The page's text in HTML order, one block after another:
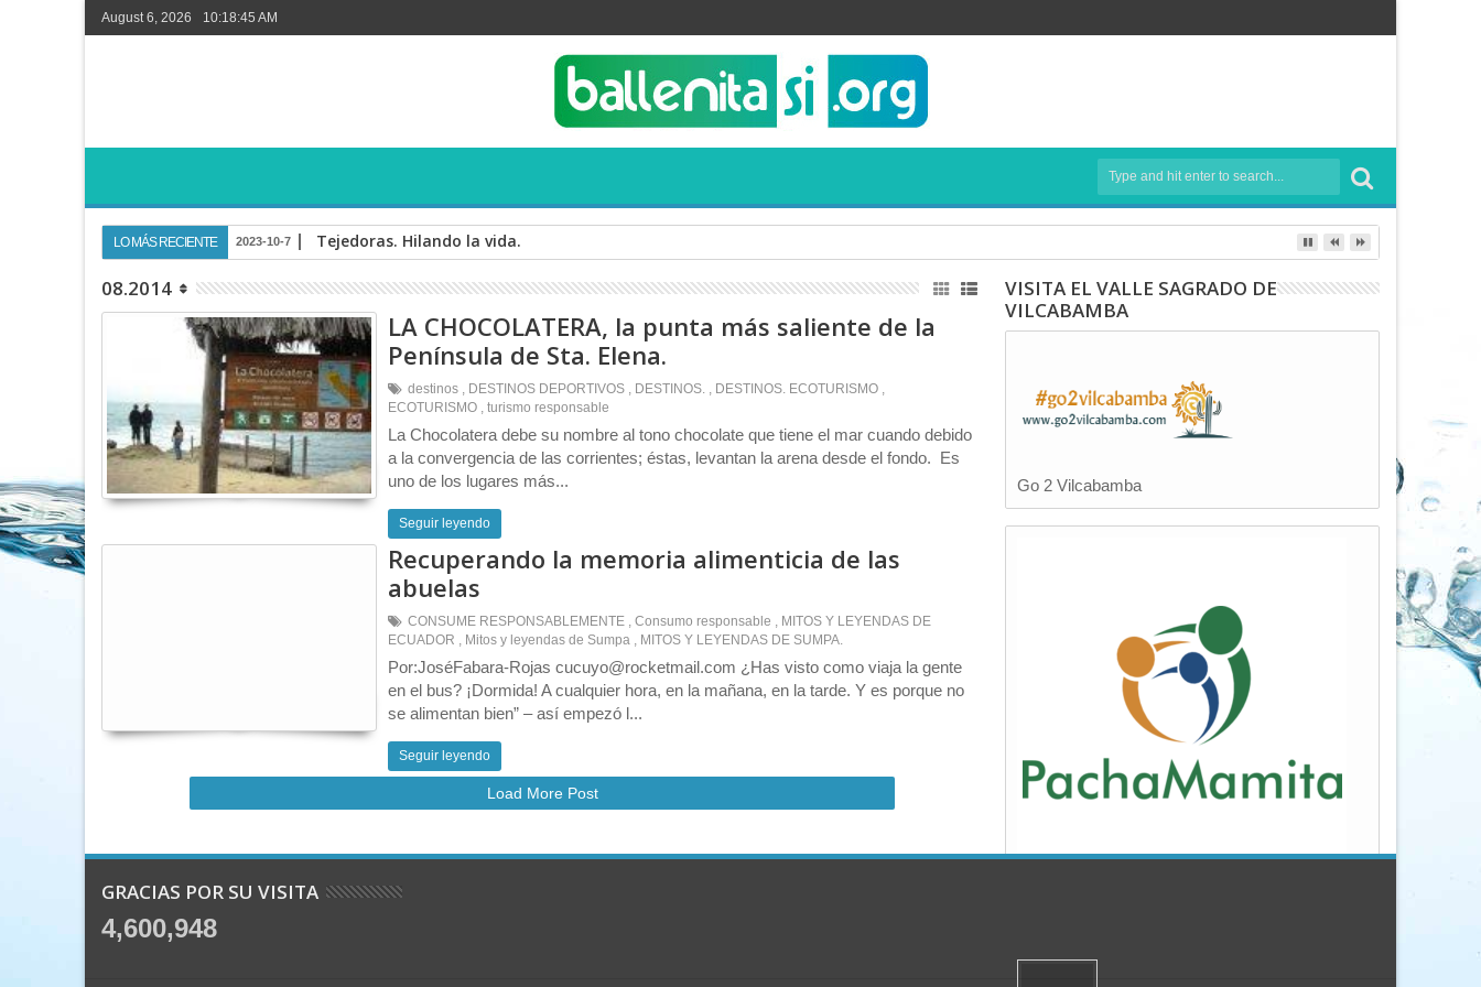
August 6, 2026 10:18:46 AM
LO MÁS RECIENTE Tejedoras. Hilando la vida.
2023-10-7
08.2014
LA CHOCOLATERA, la punta más saliente de la
Península de Sta. Elena.
destinos , DESTINOS DEPORTIVOS , DESTINOS. , DESTINOS. ECOTURISMO ,
ECOTURISMO , turismo responsable
La Chocolatera debe su nombre al tono chocolate que tiene el mar cuando debido
a la convergencia de las corrientes; éstas, levantan la arena desde el fondo. Es
uno de los lugares más...
Seguir leyendo
Recuperando la memoria alimenticia de las
abuelas
CONSUME RESPONSABLEMENTE , Consumo responsable , MITOS Y LEYENDAS DE
ECUADOR , Mitos y leyendas de Sumpa , MITOS Y LEYENDAS DE SUMPA.
Por:JoséFabara-Rojas cucuyo@rocketmail.com ¿Has visto como viaja la gente
en el bus? ¡Dormida! A cualquier hora, en la mañana, en la tarde. Y es porque no
se alimentan bien” – así empezó l...
Seguir leyendo
Load More Post
VISITA EL VALLE SAGRADO DE
VILCABAMBA
Go 2 Vilcabamba
GRACIAS POR SU VISITA
4,600,948